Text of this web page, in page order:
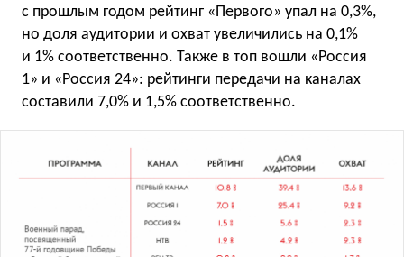
с прошлым годом рейтинг «Первого» упал на 0,3%,
но доля аудитории и охват увеличились на 0,1%
и 1% соответственно. Также в топ вошли «Россия
1» и «Россия 24»: рейтинги передачи на каналах
составили 7,0% и 1,5% соответственно.